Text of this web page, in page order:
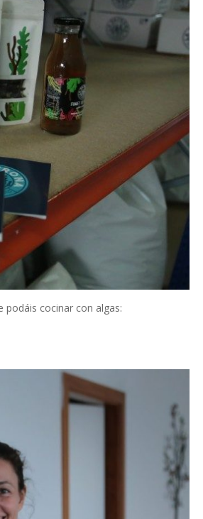
podáis cocinar con algas: